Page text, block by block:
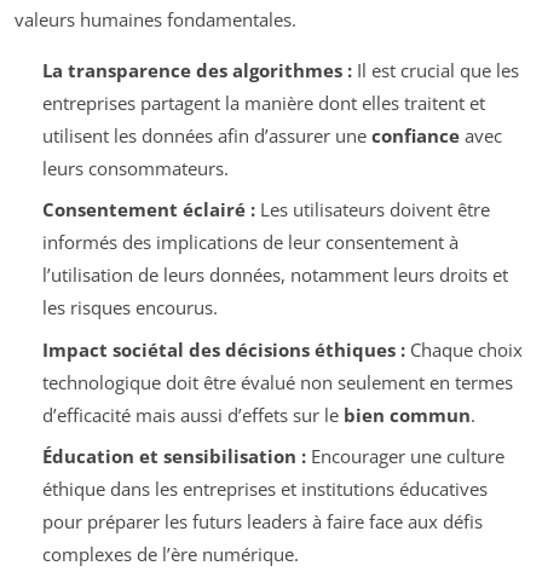
valeurs humaines fondamentales.
La transparence des algorithmes :Il est crucial que les
entreprises partagent la manière dont elles traitent et
utilisent les données afin d’assurer une confianceavec
leurs consommateurs.
Consentement éclairé :Les utilisateurs doivent être
informés des implications de leur consentement à
l’utilisation de leurs données, notamment leurs droits et
les risques encourus.
Impact sociétal des décisions éthiques :Chaque choix
technologique doit être évalué non seulement en termes
d’efficacité mais aussi d’effets sur le bien commun.
Éducation et sensibilisation :Encourager une culture
éthique dans les entreprises et institutions éducatives
pour préparer les futurs leaders à faire face aux défis
complexes de l’ère numérique.